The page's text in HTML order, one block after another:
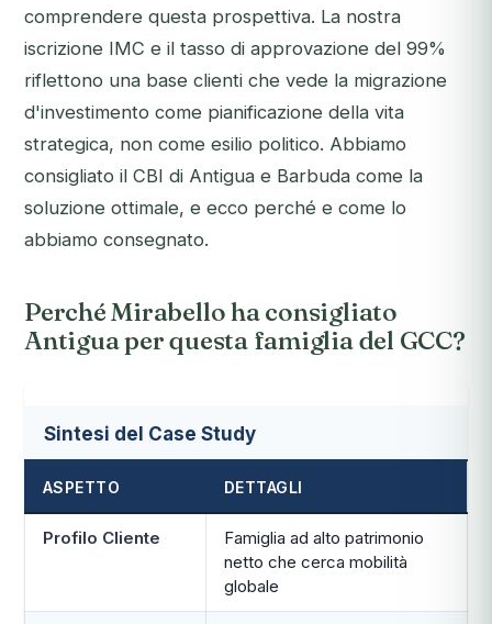
comprendere questa prospettiva. La nostra
iscrizione IMC e il tasso di approvazione del 99%
riflettono una base clienti che vede la migrazione
d'investimento come pianificazione della vita
strategica, non come esilio politico. Abbiamo
consigliato il CBI di Antigua e Barbuda come la
soluzione ottimale, e ecco perché e come lo
abbiamo consegnato.
Perché Mirabello ha consigliato
Antigua per questa famiglia del GCC?
Sintesi del Case Study
ASPETTO DETTAGLI
Profilo Cliente
Famiglia ad alto patrimonio
netto che cerca mobilità
globale